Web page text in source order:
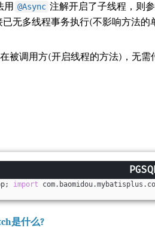
用 @Async 注解开启了子线程，则
已无多线程事务执行(不影响方法的
被调用方(开启线程的方法)，无需
import
是什么?